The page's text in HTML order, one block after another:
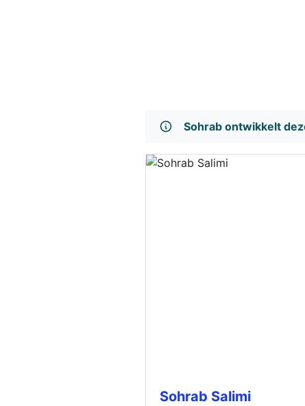
Sohrab ontwikkelt
Sohrab Salimi